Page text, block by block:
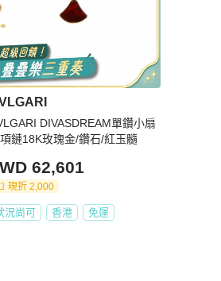
DIVASDREAM單鑽小扇
鏈18K玫瑰金/鑽石/紅玉髓
62,601
現折 2,000
況尚可 香港 免運